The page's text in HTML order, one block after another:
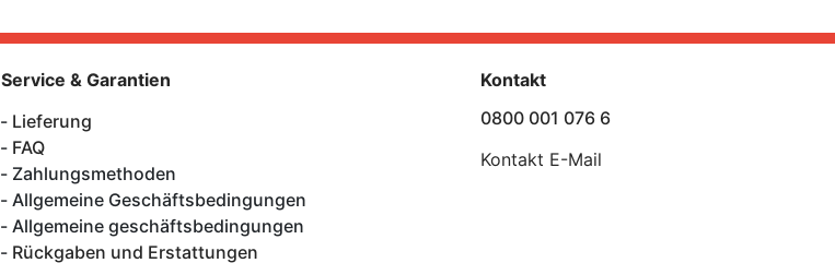
Service & Garantien
Lieferung
FAQ
Zahlungsmethoden
Allgemeine Geschäftsbedingungen
Allgemeine geschäftsbedingungen
Rückgaben und Erstattungen
Kontakt
0800 001 076 6
Kontakt E-Mail